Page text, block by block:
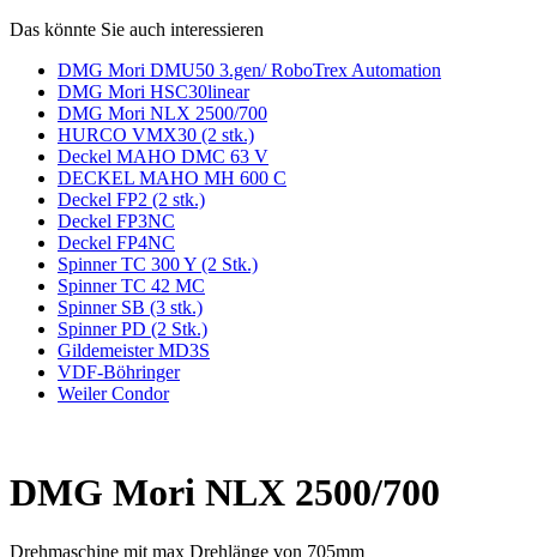
Das könnte Sie auch interessieren
DMG Mori DMU50 3.gen/ RoboTrex Automation
DMG Mori HSC30linear
DMG Mori NLX 2500/700
HURCO VMX30 (2 stk.)
Deckel MAHO DMC 63 V
DECKEL MAHO MH 600 C
Deckel FP2 (2 stk.)
Deckel FP3NC
Deckel FP4NC
Spinner TC 300 Y (2 Stk.)
Spinner TC 42 MC
Spinner SB (3 stk.)
Spinner PD (2 Stk.)
Gildemeister MD3S
VDF-Böhringer
Weiler Condor
DMG Mori NLX 2500/700
Drehmaschine mit max Drehlänge von 705mm